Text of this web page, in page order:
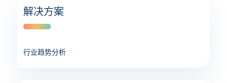
解决方案
行业趋势分析